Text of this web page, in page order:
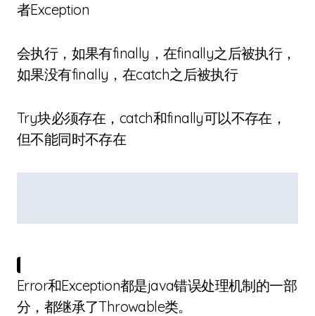
者Exception
会执行，如果有finally，在finally之后被执行，
如果没有finally，在catch之后被执行
Try块必须存在，catch和finally可以不存在，
但不能同时不存在
Error和Exception都是java错误处理机制的一部
分，都继承了Throwable类。